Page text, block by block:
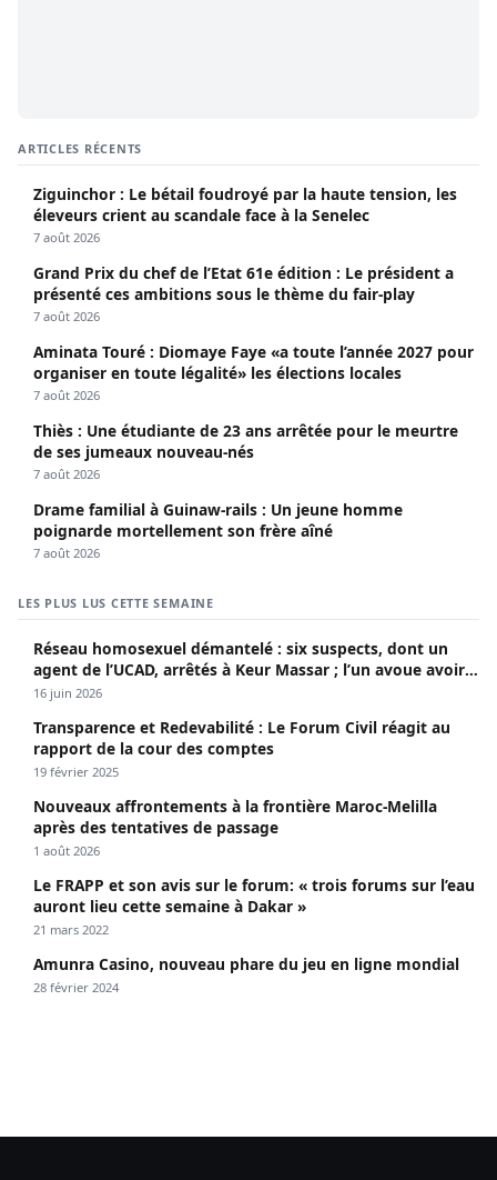
ARTICLES RÉCENTS
Ziguinchor : Le bétail foudroyé par la haute tension, les
éleveurs crient au scandale face à la Senelec
7 août 2026
Grand Prix du chef de l’Etat 61e édition : Le président a
présenté ces ambitions sous le thème du fair-play
7 août 2026
Aminata Touré : Diomaye Faye «a toute l’année 2027 pour
organiser en toute légalité» les élections locales
7 août 2026
Thiès : Une étudiante de 23 ans arrêtée pour le meurtre
de ses jumeaux nouveau-nés
7 août 2026
Drame familial à Guinaw-rails : Un jeune homme
poignarde mortellement son frère aîné
7 août 2026
LES PLUS LUS CETTE SEMAINE
Réseau homosexuel démantelé : six suspects, dont un
agent de l’UCAD, arrêtés à Keur Massar ; l’un avoue avoir
propagé le VIH depuis 2018
16 juin 2026
Transparence et Redevabilité : Le Forum Civil réagit au
rapport de la cour des comptes
19 février 2025
Nouveaux affrontements à la frontière Maroc-Melilla
après des tentatives de passage
1 août 2026
Le FRAPP et son avis sur le forum: « trois forums sur l’eau
auront lieu cette semaine à Dakar »
21 mars 2022
Amunra Casino, nouveau phare du jeu en ligne mondial
28 février 2024